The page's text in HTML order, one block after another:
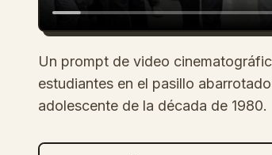
Un prompt de video
estudiantes en el pasillo
adolescente de la década de 1980.